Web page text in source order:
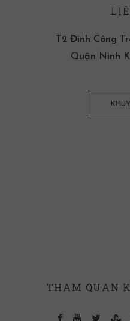
T2 Đinh Công
Quận Ninh
THAM QUAN